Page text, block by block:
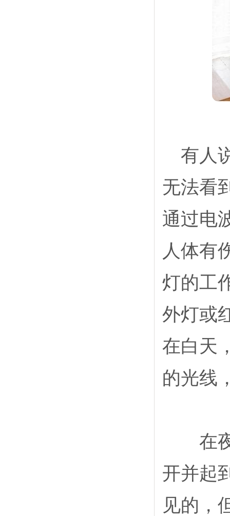
有人
无法看
通过电
人体有
灯的工
外灯或
在白天
的光线
在夜
开并起
见的，